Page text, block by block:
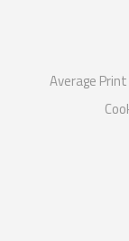
Average